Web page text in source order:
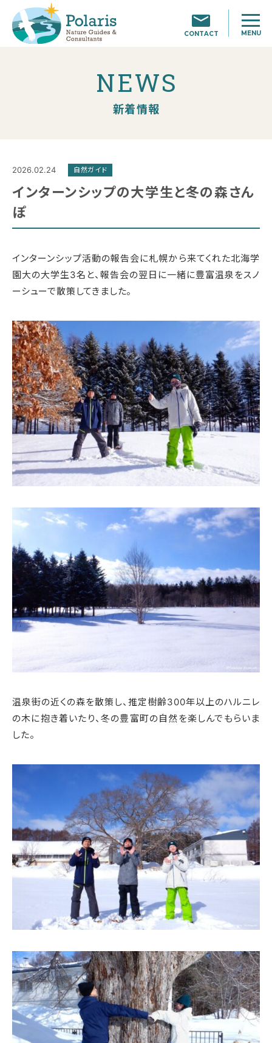
CONTACT MENU
NEWS
新着情報
2026.02.24 自然ガイド
インターンシップの大学生と冬の森さん
ぽ
インターンシップ活動の報告会に札幌から来てくれた北海学
園大の大学生3名と、報告会の翌日に一緒に豊富温泉をスノ
ーシューで散策してきました。
温泉街の近くの森を散策し、推定樹齢300年以上のハルニレ
の木に抱き着いたり、冬の豊富町の自然を楽しんでもらいま
した。